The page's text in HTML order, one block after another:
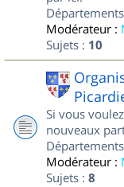
Modérateur :
Sujets : 10
Si vous
nouveaux
Modérateur :
Sujets : 8